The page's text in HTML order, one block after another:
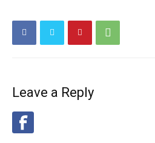
Leave a Reply